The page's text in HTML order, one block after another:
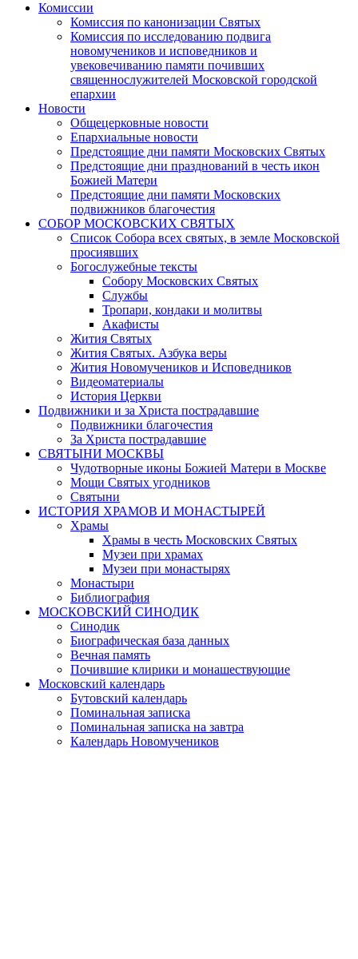
Комиссии
Комиссия по канонизации Святых
Комиссия по исследованию подвига
новомучеников и исповедников и
увековечиванию памяти почивших
священнослужителей Московской городской
епархии
Новости
Общецерковные новости
Епархиальные новости
Предстоящие дни памяти Московских Святых
Предстоящие дни празднований в честь икон
Божией Матери
Предстоящие дни памяти Московских
подвижников благочестия
СОБОР МОСКОВСКИХ СВЯТЫХ
Список Собора всех святых, в земле Московской
просиявших
Богослужебные тексты
Собору Московских Святых
Службы
Тропари, кондаки и молитвы
Акафисты
Жития Святых
Жития Святых. Азбука веры
Жития Новомучеников и Исповедников
Видеоматериалы
История Церкви
Подвижники и за Христа пострадавшие
Подвижники благочестия
За Христа пострадавшие
СВЯТЫНИ МОСКВЫ
Чудотворные иконы Божией Матери в Москве
Мощи Святых угодников
Святыни
ИСТОРИЯ ХРАМОВ И МОНАСТЫРЕЙ
Храмы
Храмы в честь Московских Святых
Музеи при храмах
Музеи при монастырях
Монастыри
Библиография
МОСКОВСКИЙ СИНОДИК
Синодик
Биографическая база данных
Вечная память
Почившие клирики и монашествующие
Московский календарь
Бутовский календарь
Поминальная записка
Поминальная записка на завтра
Календарь Новомучеников